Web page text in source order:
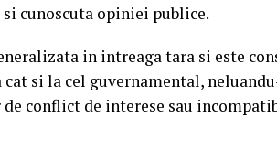
cunoscuta opiniei publice.
in intreaga tara si este
si la cel guvernamental,
conflict de interese sau